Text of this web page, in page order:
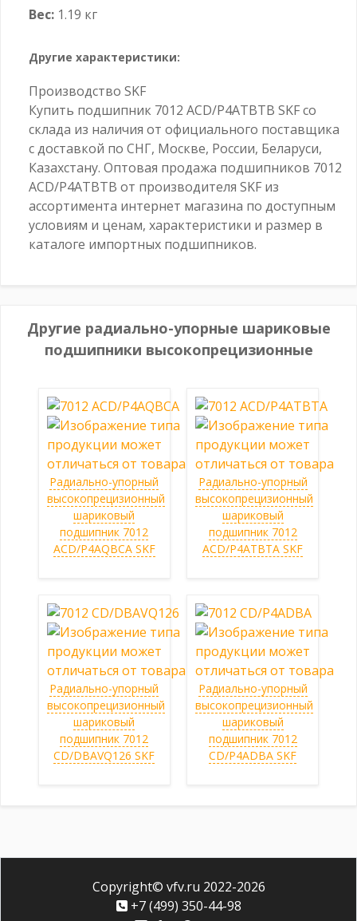
Вес: 1.19 кг
Другие характеристики:
Производство SKF
Купить подшипник 7012 ACD/P4ATBTB SKF со
склада из наличия от официального поставщика
с доставкой по СНГ, Москве, России, Беларуси,
Казахстану. Оптовая продажа подшипников 7012
ACD/P4ATBTB от производителя SKF из
ассортимента интернет магазина по доступным
условиям и ценам, характеристики и размер в
каталоге импортных подшипников.
Другие радиально-упорные шариковые
подшипники высокопрецизионные
Радиально-упорный
высокопрецизионный
шариковый
подшипник 7012
ACD/P4AQBCA SKF
Радиально-упорный
высокопрецизионный
шариковый
подшипник 7012
ACD/P4ATBTA SKF
Радиально-упорный
высокопрецизионный
шариковый
подшипник 7012
CD/DBAVQ126 SKF
Радиально-упорный
высокопрецизионный
шариковый
подшипник 7012
CD/P4ADBA SKF
Copyright© vfv.ru 2022-2026
+7 (499) 350-44-98